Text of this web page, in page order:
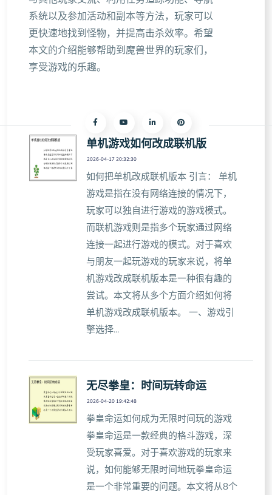
系统以及参加活动和副本等方法，玩家可以
更快速地找到怪物，并提高击杀效率。希望
本文的介绍能够帮助到魔兽世界的玩家们，
享受游戏的乐趣。
单机游戏如何改成联机版
2026-04-17 20:32:30
如何把单机改成联机版本 引言： 单机
游戏是指在没有网络连接的情况下，
玩家可以独自进行游戏的游戏模式。
而联机游戏则是指多个玩家通过网络
连接一起进行游戏的模式。对于喜欢
与朋友一起玩游戏的玩家来说，将单
机游戏改成联机版本是一种很有趣的
尝试。本文将从多个方面介绍如何将
单机游戏改成联机版本。 一、游戏引
擎选择...
无尽拳皇：时间玩转命运
2026-04-20 19:42:48
拳皇命运如何成为无限时间玩的游戏
拳皇命运是一款经典的格斗游戏，深
受玩家喜爱。对于喜欢游戏的玩家来
说，如何能够无限时间地玩拳皇命运
是一个非常重要的问题。本文将从8个